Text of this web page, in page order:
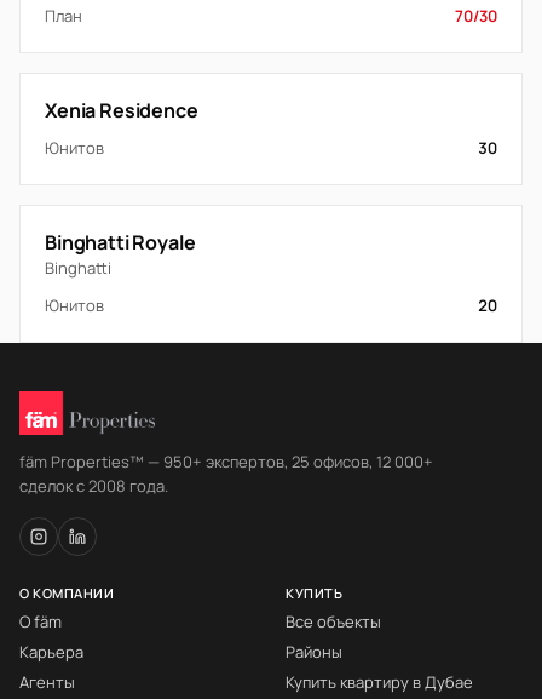
План
70/30
Xenia Residence
Юнитов 30
Binghatti Royale
Binghatti
Юнитов
20
fäm Properties™ — 950+ экспертов, 25 офисов, 12 000+
сделок с 2008 года.
О КОМПАНИИ
О fäm
Карьера
Агенты
КУПИТЬ
Все объекты
Районы
Купить квартиру в Дубае